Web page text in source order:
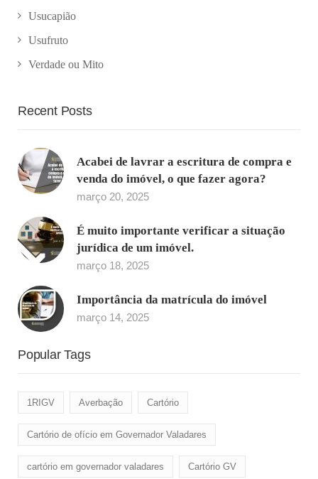
Usucapião
Usufruto
Verdade ou Mito
Recent Posts
Acabei de lavrar a escritura de compra e
venda do imóvel, o que fazer agora?
março 20, 2025
É muito importante verificar a situação
jurídica de um imóvel.
março 18, 2025
Importância da matrícula do imóvel
março 14, 2025
Popular Tags
1RIGV Averbação Cartório
Cartório de ofício em Governador Valadares
cartório em governador valadares Cartório GV